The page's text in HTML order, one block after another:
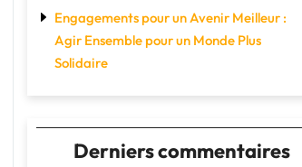
Engagements pour un Avenir Meilleur :
Agir Ensemble pour un Monde Plus
Solidaire
Derniers commentaires